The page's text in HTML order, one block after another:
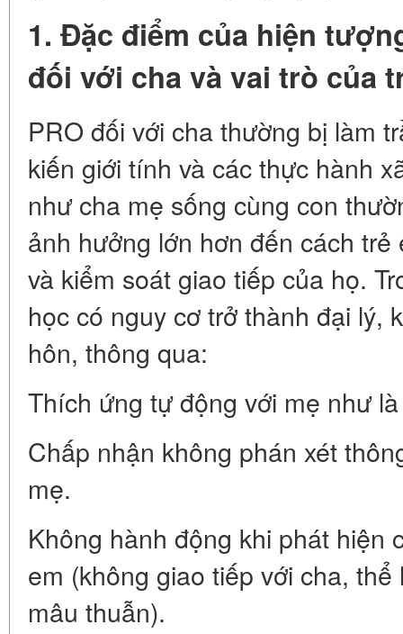
1. Đặc điểm của hiện
đối với cha và vai trò của
PRO đối với cha thường bị làm
kiến giới tính và các thực hành
như cha mẹ sống cùng con
ảnh hưởng lớn hơn đến cách
và kiểm soát giao tiếp của họ.
học có nguy cơ trở thành đại lý,
hôn, thông qua:
Thích ứng tự động với mẹ như
Chấp nhận không phán xét
mẹ.
Không hành động khi phát hiện
em (không giao tiếp với cha,
mâu thuẫn).